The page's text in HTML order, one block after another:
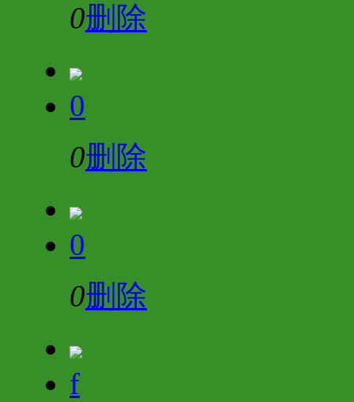
0删除
0
0删除
0
0删除
f